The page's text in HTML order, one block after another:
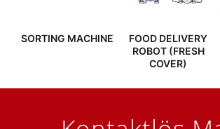
SORTING MACHINE
FOOD DELIVERY
ROBOT (FRESH
COVER)